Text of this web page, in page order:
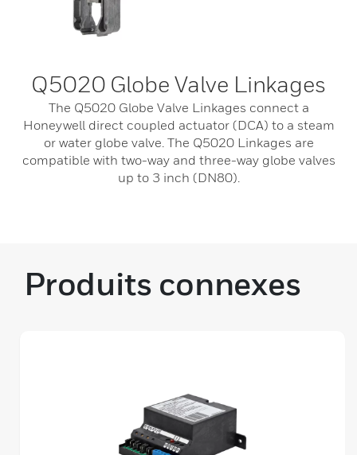
Q5020 Globe Valve Linkages
The Q5020 Globe Valve Linkages connect a
Honeywell direct coupled actuator (DCA) to a steam
or water globe valve. The Q5020 Linkages are
compatible with two-way and three-way globe valves
up to 3 inch (DN80).
Produits connexes